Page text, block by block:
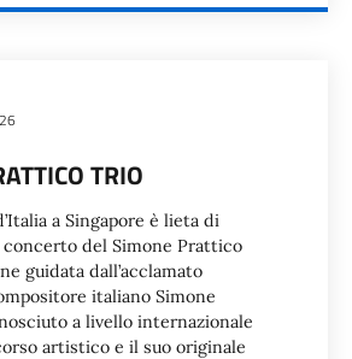
TRIO
a Singapore è lieta di
del Simone Prattico
guidata dall’acclamato
italiano Simone
a livello internazionale
artistico e il suo originale